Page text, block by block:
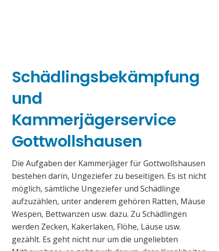
Schädlingsbekämpfung
und
Kammerjägerservice
Gottwollshausen
Die Aufgaben der Kammerjäger für Gottwollshausen
bestehen darin, Ungeziefer zu beseitigen. Es ist nicht
möglich, sämtliche Ungeziefer und Schädlinge
aufzuzählen, unter anderem gehören Ratten, Mäuse
Wespen, Bettwanzen usw. dazu. Zu Schädlingen
werden Zecken, Kakerlaken, Flöhe, Läuse usw.
gezählt. Es geht nicht nur um die ungeliebten